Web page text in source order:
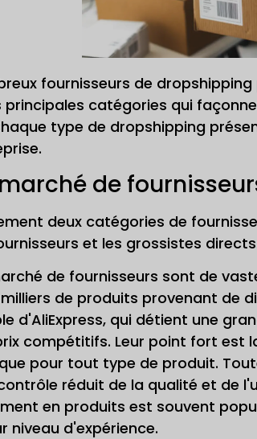
fournisseurs de
principales catégories qui
type de dropshipping
de
deux catégories de
et les grossistes
de fournisseurs sont de
de produits provenant de
d'AliExpress, qui détient une
compétitifs. Leur point fort est
pour tout type de produit.
réduit de la qualité et de
en produits est souvent
niveau d'expérience.